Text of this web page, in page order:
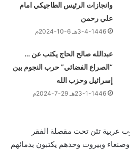
وانجازات الرئيس الطاجيكي امام
علي رحمن
3-4-1446هـ 6-10-2024م
عبدالله صالح الحاج يكتب عن …
“الصراع الفضائي” حرب النجوم بين
إسرائيل وحزب الله
23-1-1446هـ 29-7-2024م
عربية تئن تحت مقصلة الفقر
وبيروت وحدهم يكتبون بدمائهم